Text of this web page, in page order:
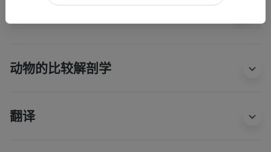
动物的比较解剖学
翻译